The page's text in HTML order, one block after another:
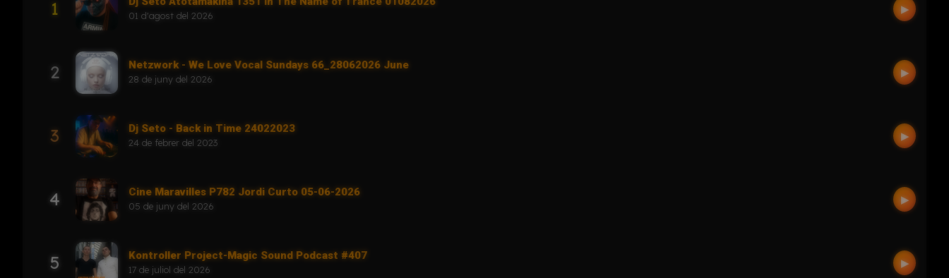
1 01 d'agost del 2026
▶
2 Netzwork - We Love Vocal Sundays 66_28062026 June
28 de juny del 2026
▶
3 Dj Seto - Back in Time 24022023
24 de febrer del 2023
▶
4 Cine Maravilles P782 Jordi Curto 05-06-2026
05 de juny del 2026
▶
5 Kontroller Project-Magic Sound Podcast #407
17 de juliol del 2026
▶